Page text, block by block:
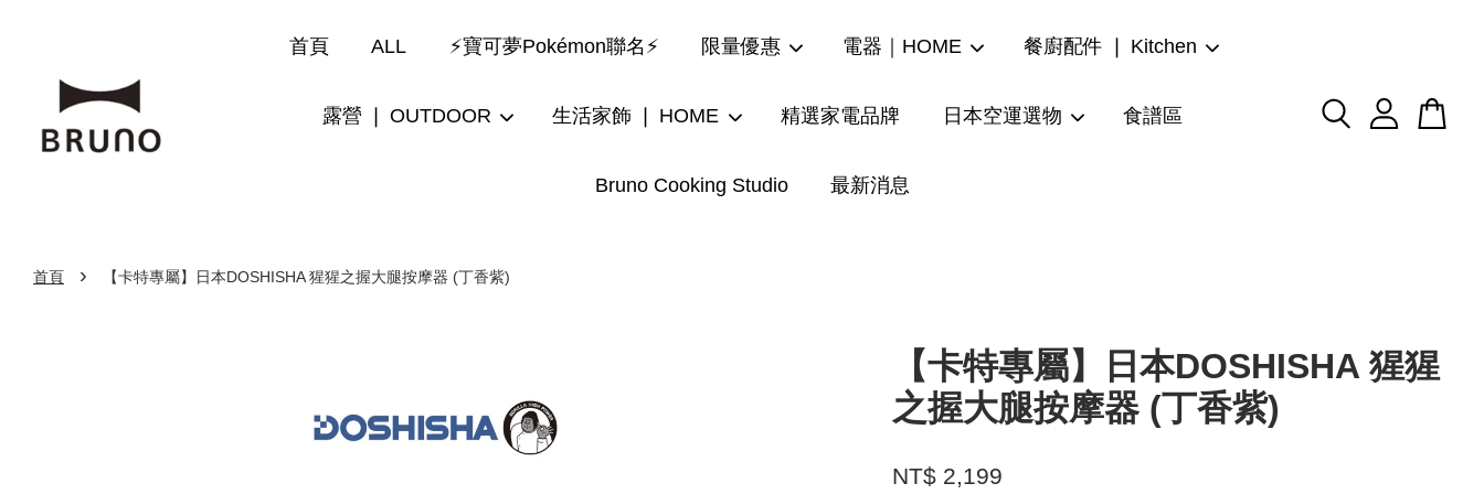
首頁 ALL ⚡寶可夢Pokémon聯名⚡ 限量優惠 電器｜HOME 餐廚配件 ❘ Kitchen
露營 ❘ OUTDOOR 生活家飾 ❘ HOME 精選家電品牌 日本空運選物 食譜區
Bruno Cooking Studio 最新消息
首頁 › 【卡特專屬】日本DOSHISHA 猩猩之握大腿按摩器 (丁香紫)
【卡特專屬】日本DOSHISHA 猩猩
之握大腿按摩器 (丁香紫)
NT$ 2,199
您的購物車目前還是空的。